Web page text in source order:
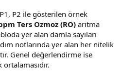
P2 ile gösterilen örnek
Ters Ozmoz (RO) arıtma
yer alan damla sayıları
notlarında yer alan her nitelik
Genel değerlendirme ise